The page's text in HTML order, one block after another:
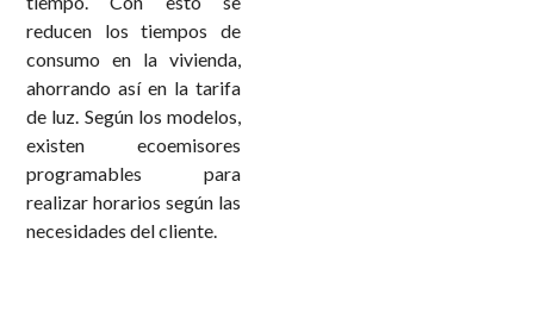
reducen los tiempos de
consumo en la vivienda,
ahorrando así en la tarifa
de luz. Según los modelos,
existen ecoemisores
programables para
realizar horarios según las
necesidades del cliente.